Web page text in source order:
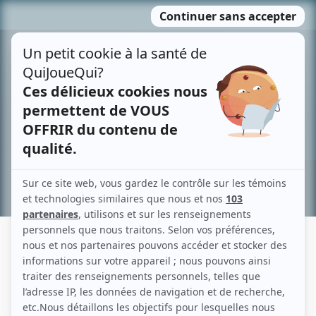
MENU
contenu
Recherche avancée »
TÉRÉSA SETTICASI
Liens
Fiche de Térésa Setticasi sur Showbizz.net